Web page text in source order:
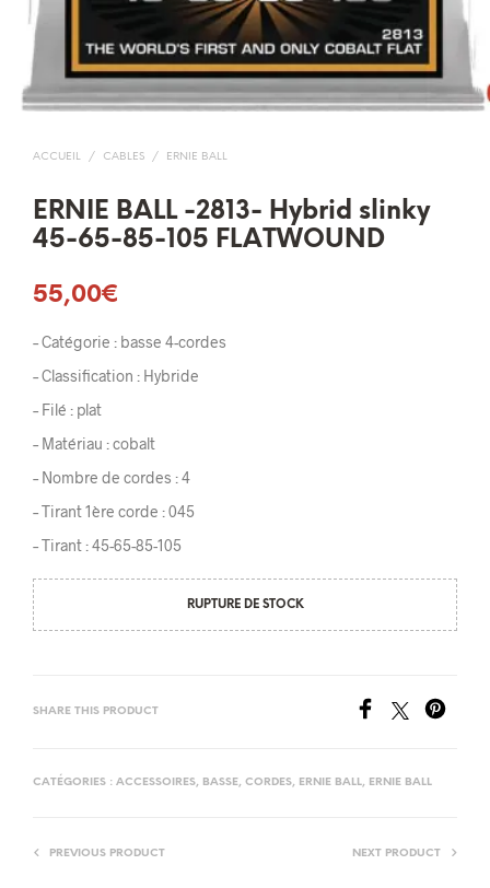
ACCUEIL / CABLES / ERNIE BALL
ERNIE BALL -2813- Hybrid slinky
45-65-85-105 FLATWOUND
55,00€
– Catégorie : basse 4-cordes
– Classification : Hybride
– Filé : plat
– Matériau : cobalt
– Nombre de cordes : 4
– Tirant 1ère corde : 045
– Tirant : 45-65-85-105
RUPTURE DE STOCK
SHARE THIS PRODUCT
CATÉGORIES : ACCESSOIRES, BASSE, CORDES, ERNIE BALL, ERNIE BALL
PREVIOUS PRODUCT NEXT PRODUCT